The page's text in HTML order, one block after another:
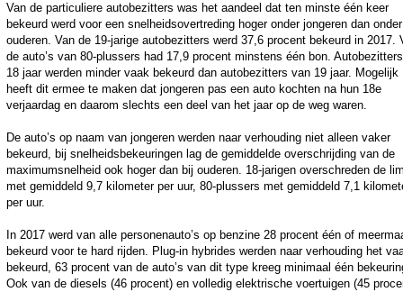
Van de particuliere autobezitters was het aandeel dat ten minste één keer
bekeurd werd voor een snelheidsovertreding hoger onder jongeren dan onder
ouderen. Van de 19-jarige autobezitters werd 37,6 procent bekeurd in 2017.
de auto’s van 80-plussers had 17,9 procent minstens één bon.
18 jaar werden minder vaak bekeurd dan autobezitters van 19 jaar. Mogelijk
heeft dit ermee te maken dat jongeren pas een auto kochten na hun 18e
verjaardag en daarom slechts een deel van het jaar op de weg waren.
De auto’s op naam van jongeren werden naar verhouding niet alleen vaker
bekeurd, bij snelheidsbekeuringen lag de gemiddelde overschrijding van de
maximumsnelheid ook hoger dan bij ouderen. 18-jarigen overschreden de
met gemiddeld 9,7 kilometer per uur, 80-plussers met gemiddeld 7,1
per uur.
In 2017 werd van alle personenauto’s op benzine 28 procent één of
bekeurd voor te hard rijden. Plug-in hybrides werden naar verhouding het
bekeurd, 63 procent van de auto’s van dit type kreeg minimaal één
Ook van de diesels (46 procent) en volledig elektrische voertuigen (45